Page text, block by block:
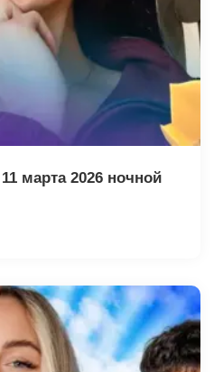
марта 2026 ночной